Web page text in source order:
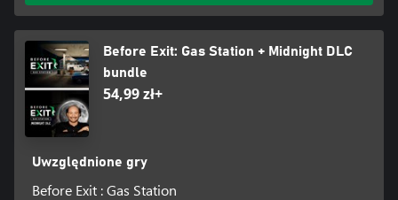
Before Exit: Gas Station + Midnight DLC
bundle
54,99 zł+
Uwzględnione gry
Before Exit : Gas Station